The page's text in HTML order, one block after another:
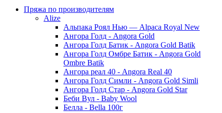
Пряжа по производителям
Alize
Альпака Роял Нью — Alpaca Royal New
Ангора Голд - Angora Gold
Ангора Голд Батик - Angora Gold Batik
Ангора Голд Омбре Батик - Angora Gold
Ombre Batik
Ангора реал 40 - Angora Real 40
Ангора Голд Симли - Angora Gold Simli
Ангора Голд Стар - Angora Gold Star
Беби Вул - Baby Wool
Белла - Bella 100г